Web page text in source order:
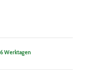
Werktagen